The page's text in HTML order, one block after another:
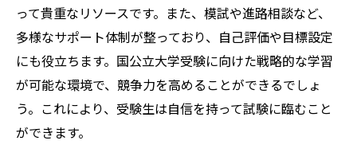
って貴重なリソースです。また、模試や進路相談など、
多様なサポート体制が整っており、自己評価や目標設定
にも役立ちます。国公立大学受験に向けた戦略的な学習
が可能な環境で、競争力を高めることができるでしょ
う。これにより、受験生は自信を持って試験に臨むこと
ができます。